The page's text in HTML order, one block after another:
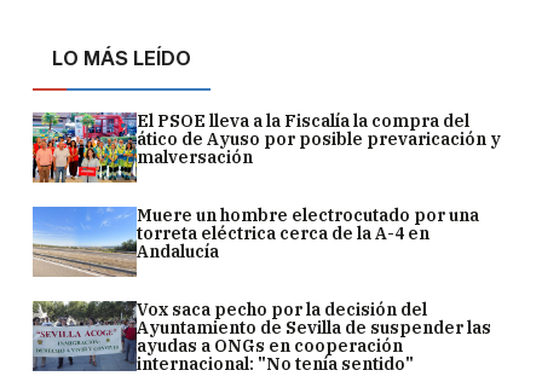
LO MÁS LEÍDO
El PSOE lleva a la Fiscalía la compra del
ático de Ayuso por posible prevaricación y
malversación
Muere un hombre electrocutado por una
torreta eléctrica cerca de la A-4 en
Andalucía
Vox saca pecho por la decisión del
Ayuntamiento de Sevilla de suspender las
ayudas a ONGs en cooperación
internacional: "No tenía sentido"